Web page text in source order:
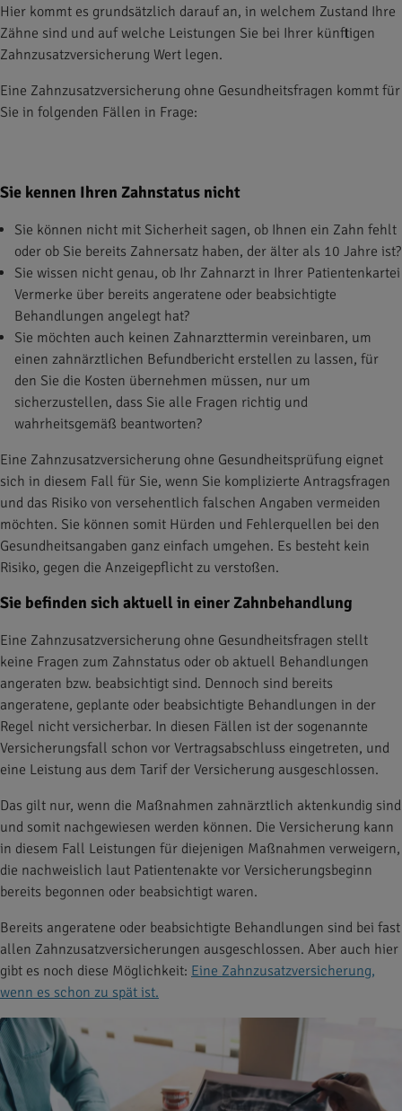
Hier kommt es grundsätzlich darauf an, in welchem Zustand Ihre
Zähne sind und auf welche Leistungen Sie bei Ihrer künftigen
Zahnzusatzversicherung Wert legen.
Eine Zahnzusatzversicherung ohne Gesundheitsfragen kommt für
Sie in folgenden Fällen in Frage:
Sie kennen Ihren Zahnstatus nicht
Sie können nicht mit Sicherheit sagen, ob Ihnen ein Zahn fehlt
oder ob Sie bereits Zahnersatz haben, der älter als 10 Jahre ist?
Sie wissen nicht genau, ob Ihr Zahnarzt in Ihrer Patientenkartei
Vermerke über bereits angeratene oder beabsichtigte
Behandlungen angelegt hat?
Sie möchten auch keinen Zahnarzttermin vereinbaren, um
einen zahnärztlichen Befundbericht erstellen zu lassen, für
den Sie die Kosten übernehmen müssen, nur um
sicherzustellen, dass Sie alle Fragen richtig und
wahrheitsgemäß beantworten?
Eine Zahnzusatzversicherung ohne Gesundheitsprüfung eignet
sich in diesem Fall für Sie, wenn Sie komplizierte Antragsfragen
und das Risiko von versehentlich falschen Angaben vermeiden
möchten. Sie können somit Hürden und Fehlerquellen bei den
Gesundheitsangaben ganz einfach umgehen. Es besteht kein
Risiko, gegen die Anzeigepflicht zu verstoßen.
Sie befinden sich aktuell in einer Zahnbehandlung
Eine Zahnzusatzversicherung ohne Gesundheitsfragen stellt
keine Fragen zum Zahnstatus oder ob aktuell Behandlungen
angeraten bzw. beabsichtigt sind. Dennoch sind bereits
angeratene, geplante oder beabsichtigte Behandlungen in der
Regel nicht versicherbar. In diesen Fällen ist der sogenannte
Versicherungsfall schon vor Vertragsabschluss eingetreten, und
eine Leistung aus dem Tarif der Versicherung ausgeschlossen.
Das gilt nur, wenn die Maßnahmen zahnärztlich aktenkundig sind
und somit nachgewiesen werden können. Die Versicherung kann
in diesem Fall Leistungen für diejenigen Maßnahmen verweigern,
die nachweislich laut Patientenakte vor Versicherungsbeginn
bereits begonnen oder beabsichtigt waren.
Bereits angeratene oder beabsichtigte Behandlungen sind bei fast
allen Zahnzusatzversicherungen ausgeschlossen. Aber auch hier
gibt es noch diese Möglichkeit: Eine Zahnzusatzversicherung,
wenn es schon zu spät ist.